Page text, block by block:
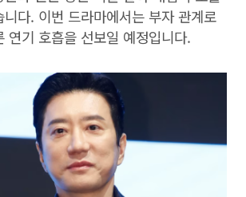
다. 이번 드라마에서는 부자 관계로
연기 호흡을 선보일 예정입니다.